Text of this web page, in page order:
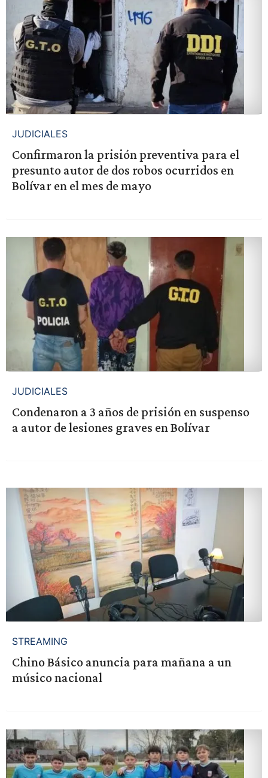
JUDICIALES
Confirmaron la prisión preventiva para el
presunto autor de dos robos ocurridos en
Bolívar en el mes de mayo
JUDICIALES
Condenaron a 3 años de prisión en suspenso
a autor de lesiones graves en Bolívar
STREAMING
Chino Básico anuncia para mañana a un
músico nacional